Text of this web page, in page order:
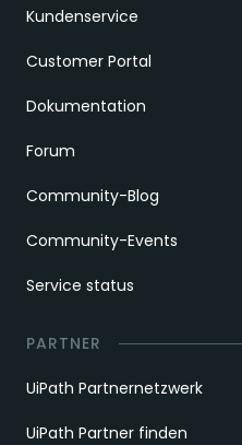
Kundenservice
Customer Portal
Dokumentation
Forum
Community-Blog
Community-Events
Service status
PARTNER
UiPath Partnernetzwerk
UiPath Partner finden